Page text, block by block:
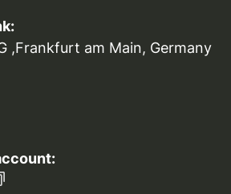
,Frankfurt am Main, Germany